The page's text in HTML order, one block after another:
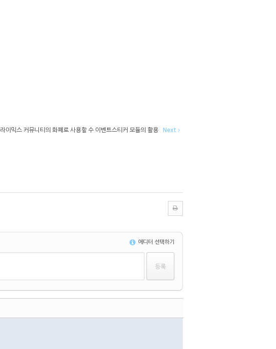
라이믹스 커뮤니티의 화폐로 사용할 수 이벤트스티커 모듈의 활용 Next
에디터 선택하기